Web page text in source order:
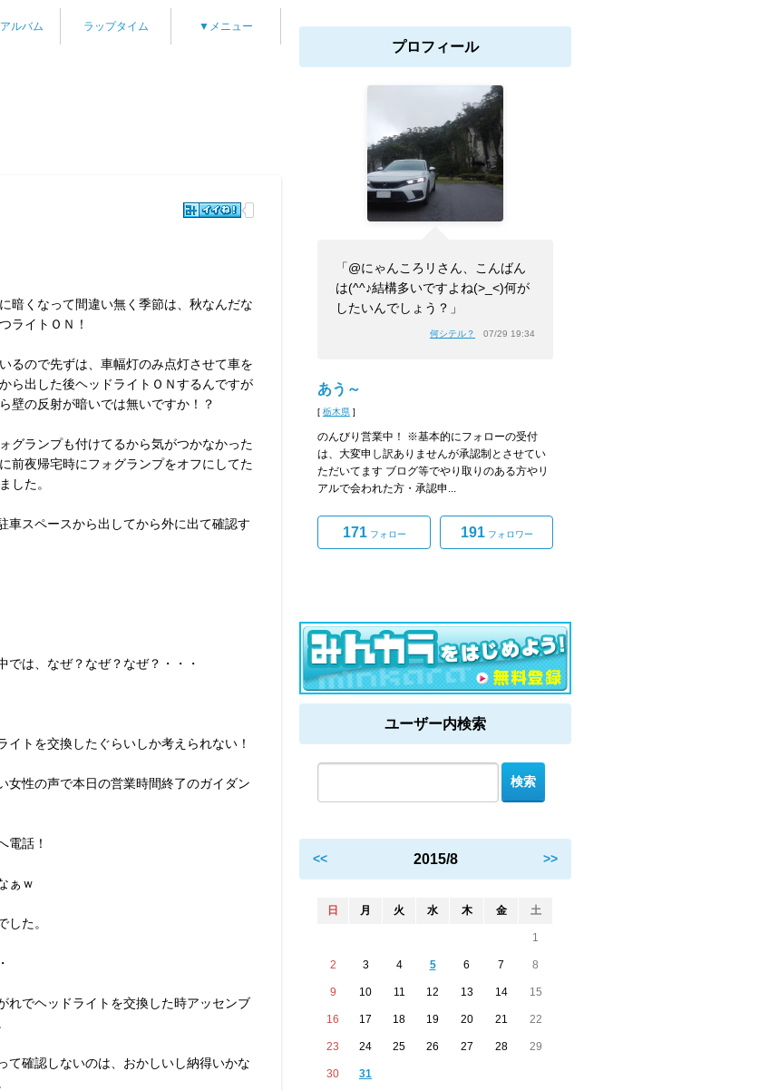
ルバム ラップタイム ▼メニュー
暗くなって間違い無く季節は、秋なんだな
ライトＯＮ！
るので先ずは、車幅灯のみ点灯させて車を
ら出した後ヘッドライトＯＮするんですが
壁の反射が暗いでは無いですか！？
グランプも付けてるから気がつかなかった
前夜帰宅時にフォグランプをオフにしてた
した。
車スペースから出してから外に出て確認す
では、なぜ？なぜ？なぜ？・・・
トを交換したぐらいしか考えられない！
女性の声で本日の営業時間終了のガイダン
電話！
ぁｗ
た。
れでヘッドライトを交換した時アッセンブ
て確認しないのは、おかしいし納得いかな
プロフィール
「@にゃんころリさん、こんばん
は(^^♪結構多いですよね(>_<)何が
したいんでしょう？」
何シテル？ 07/29 19:34
あう～
[ 栃木県 ]
のんびり営業中！ ※基本的にフォローの受付
は、大変申し訳ありませんが承認制とさせてい
ただいてます ブログ等でやり取りのある方やリ
アルで会われた方・承認申...
171フォロー 191フォロワー
ユーザー内検索
<< 2015/8 >>
日 月 火 水 木 金 土
1
2 3 4 5 6 7 8
9 10 11 12 13 14 15
16 17 18 19 20 21 22
23 24 25 26 27 28 29
30 31